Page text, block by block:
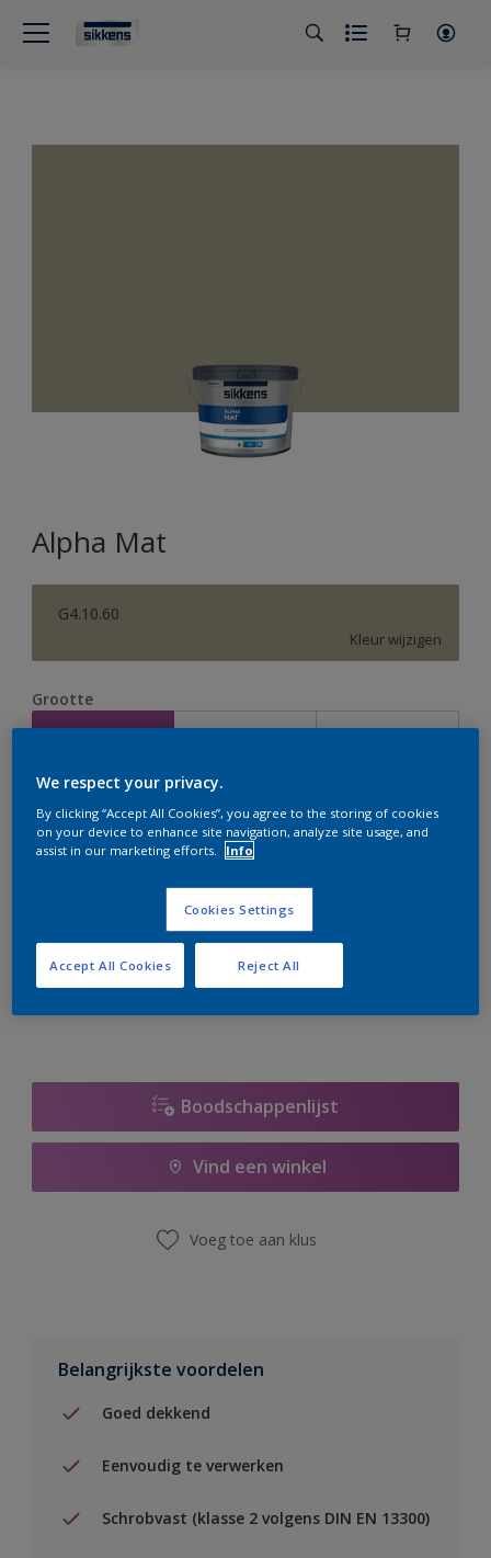
Alpha Mat
G4.10.60
Kleur wijzigen
Grootte
2,5 L 5 L 10 L
Verfcalculator
Bereken
Op dit moment is het niet mogelijk dit product online
te bestellen. Houd de website in de gaten, we werken
er hard aan om de voorraad aan te vullen.
Boodschappenlijst
Vind een winkel
Voeg toe aan klus
Belangrijkste voordelen
Goed dekkend
Eenvoudig te verwerken
Schrobvast (klasse 2 volgens DIN EN 13300)
We respect your privacy.
By clicking “Accept All Cookies”, you agree to the storing of cookies
on your device to enhance site navigation, analyze site usage, and
assist in our marketing efforts.
Info
Cookies Settings
Reject All
Accept All Cookies